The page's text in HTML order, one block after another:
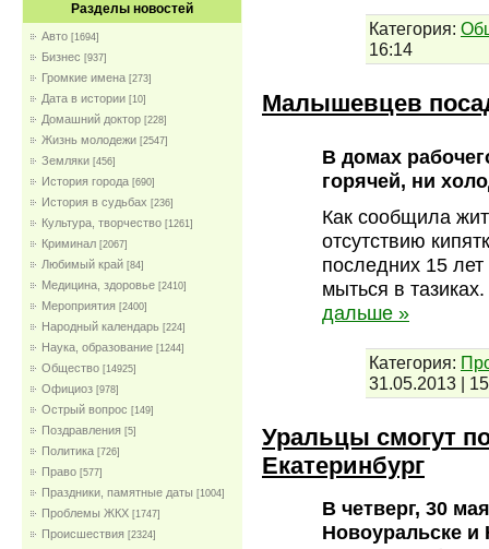
Разделы новостей
Авто [1694]
Бизнес [937]
Громкие имена [273]
Дата в истории [10]
Домашний доктор [228]
Жизнь молодежи [2547]
Земляки [456]
История города [690]
История в судьбах [236]
Культура, творчество [1261]
Криминал [2067]
Любимый край [84]
Медицина, здоровье [2410]
Мероприятия [2400]
Народный календарь [224]
Наука, образование [1244]
Общество [14925]
Официоз [978]
Острый вопрос [149]
Поздравления [5]
Политика [726]
Право [577]
Праздники, памятные даты [1004]
Проблемы ЖКХ [1747]
Проиcшествия [2324]
Категория:
16:14
Малышевцев
В домах
горячей, ни
Как сообщила
отсутствию
последних 15
мыться в
дальше »
Категория:
31.05.2013 |
Уральцы смогут
Екатеринбург
В четверг, 30
Новоуральске и